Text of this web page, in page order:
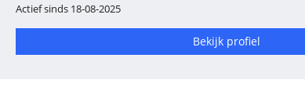
Actief sinds 18-08-2025
Bekijk profiel